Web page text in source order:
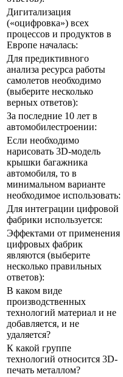
Дигитализация
(«оцифровка») всех
процессов и продуктов в
Европе началась:
Для предиктивного
анализа ресурса работы
самолетов необходимо
(выберите несколько
верных ответов):
За последние 10 лет в
автомобилестроении:
Если необходимо
нарисовать 3D-модель
крышки багажника
автомобиля, то в
минимальном варианте
необходимое использовать:
Для интеграции цифровой
фабрики используется:
Эффектами от применения
цифровых фабрик
являются (выберите
несколько правильных
ответов):
В каком виде
производственных
технологий материал и не
добавляется, и не
удаляется?
К какой группе
технологий относится 3D-
печать металлом?